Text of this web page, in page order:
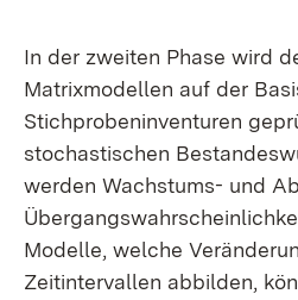
In der zweiten Phase wird
Matrixmodellen auf der
Stichprobeninventuren
stochastischen
werden Wachstums- und
Modelle, welche
Zeitintervallen abbilden,